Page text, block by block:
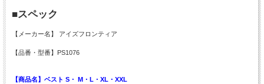
■スペック
【メーカー名】 アイズフロンティア
【品番・型番】PS1076
【商品名】ベスト S・ M・L・XL・XXL